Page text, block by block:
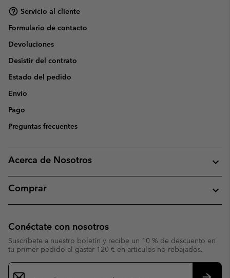
Servicio al cliente
Formulario de contacto
Devoluciones
Desistir del contrato
Estado del pedido
Envío
Pago
Preguntas frecuentes
Acerca de Nosotros
Comprar
Conéctate con nosotros
Suscríbete a nuestro boletín y recibe un 10 % de descuento en
tu primer pedido al gastar 120 € en artículos no rebajados.
Suscripción